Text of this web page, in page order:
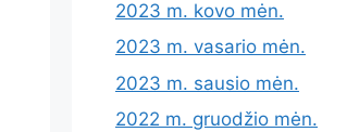
2023 m. kovo mėn.
2023 m. vasario mėn.
2023 m. sausio mėn.
2022 m. gruodžio mėn.